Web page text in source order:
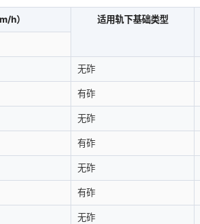
h） 适用轨下基础类型
无砟
有砟
无砟
有砟
无砟
有砟
无砟